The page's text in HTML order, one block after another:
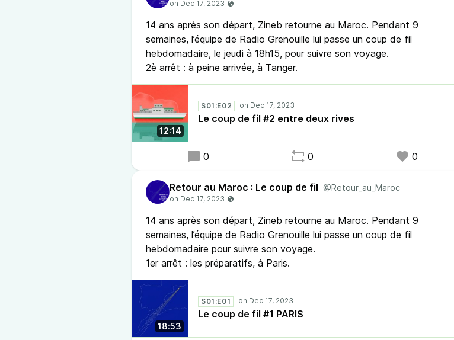
14 ans après son départ, Zineb retourne au Maroc. Pendant 9
semaines, l’équipe de Radio Grenouille lui passe un coup de fil
hebdomadaire, le jeudi à 18h15, pour suivre son voyage.
2è arrêt : à peine arrivée, à Tanger.
12:14
S01:E02
Le coup de fil #2 entre deux rives
0 0 0
Retour au Maroc : Le coup de fil @Retour_au_Maroc
14 ans après son départ, Zineb retourne au Maroc. Pendant 9
semaines, l’équipe de Radio Grenouille lui passe un coup de fil
hebdomadaire pour suivre son voyage.
1er arrêt : les préparatifs, à Paris.
18:53
S01:E01
Le coup de fil #1 PARIS